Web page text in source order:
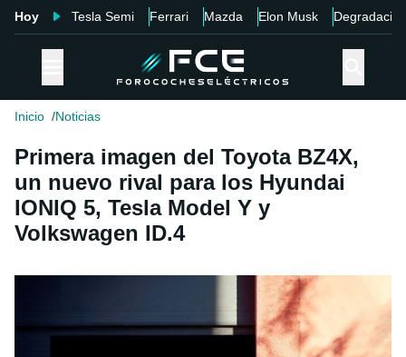
Hoy Tesla Semi Ferrari Mazda Elon Musk Degradación
Inicio Noticias
Primera imagen del Toyota BZ4X,
un nuevo rival para los Hyundai
IONIQ 5, Tesla Model Y y
Volkswagen ID.4